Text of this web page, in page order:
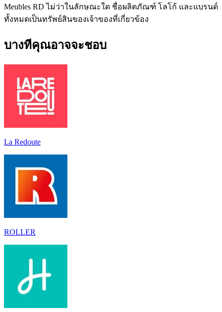
Meubles RD ไม่ว่าในลักษณะใด ชื่อผลิตภัณฑ์ โลโก้ และแบรนด์
ทั้งหมดเป็นทรัพย์สินของเจ้าของที่เกี่ยวข้อง
บางทีคุณอาจจะชอบ
La Redoute
ROLLER